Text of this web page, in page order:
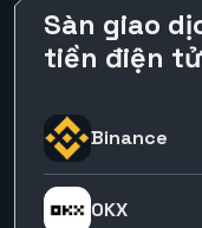
Sàn giao
tiền điện
Binance
OKX